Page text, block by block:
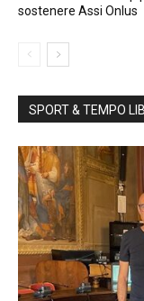
sostenere Assi Onlus
SPORT & TEMPO